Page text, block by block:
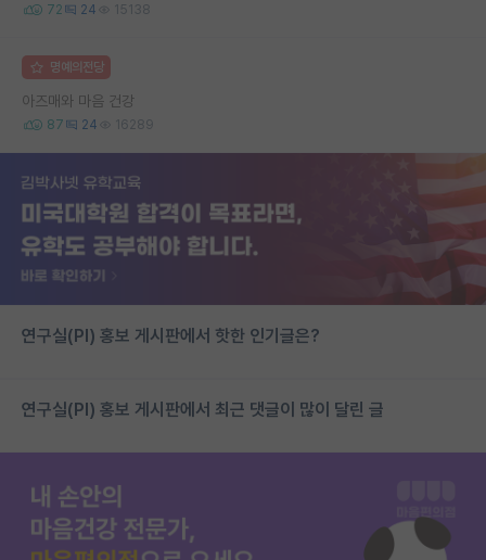
72 24 15138
명예의전당
아즈매와 마음 건강
87 24 16289
연구실(PI) 홍보 게시판에서 핫한 인기글은?
연구실(PI) 홍보 게시판에서 최근 댓글이 많이 달린 글